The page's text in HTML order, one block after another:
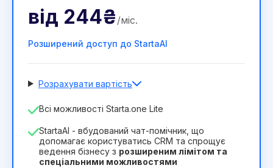
від 244₴ /міс.
Розширений доступ до StartaAI
Розрахувати вартість
Кількість співробітників
Тривалість ліцензії
12 Months (знижка -25%) Вигідний
Всі можливості Starta.one Lite
StartaAI - вбудований чат-помічник, що
допомагає користуватись CRM та спрощує
ведення бізнесу з розширеним лімітом та
спеціальними можливостями